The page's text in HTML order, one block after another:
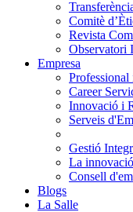
Comitè
Revista
Observatori
Empresa
Career
Innovació i
Serveis
Gestió
La
Consell
Blogs
La Salle